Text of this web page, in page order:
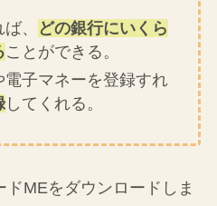
、
どの銀行にいくら
ことができる。
子マネーを登録すれ
してくれる。
ドMEをダウンロードしま